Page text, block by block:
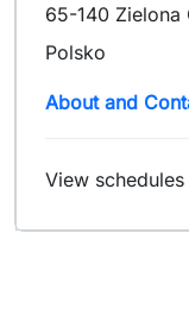
65-140 Zielona
Polsko
About and
View schedules